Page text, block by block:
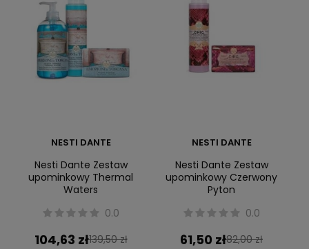
NESTI DANTE
Nesti Dante Zestaw
upominkowy Thermal
Waters
0.0
104,63 zł139,50 zł
NESTI DANTE
Nesti Dante Zestaw
upominkowy Czerwony
Pyton
0.0
61,50 zł82,00 zł